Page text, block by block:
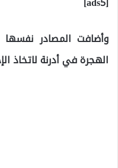
وأضافت المصادر نفسها
الهجرة في أدرنة لاتخاذ